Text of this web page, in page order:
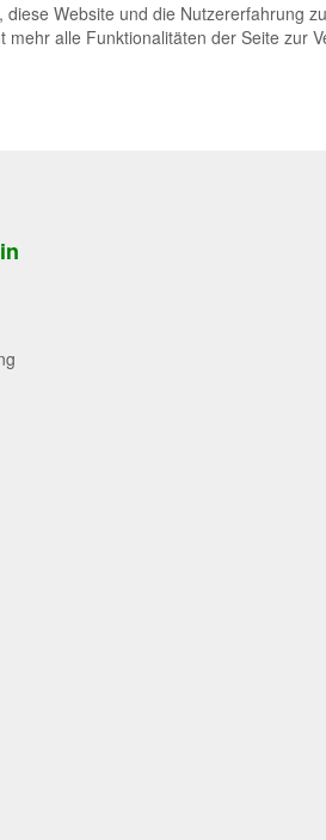
Website und die Nutzererfahrung
alle Funktionalitäten der Seite zur